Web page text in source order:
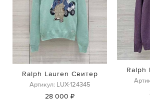
Ralph Lauren Свитер
Артикул: LUX-124345
28 000 ₽
Ralph